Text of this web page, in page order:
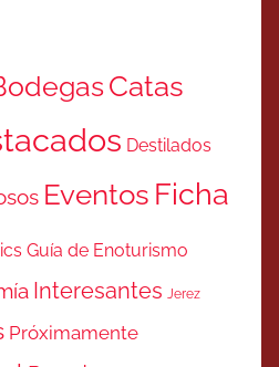
Catas
Destilados
Eventos Ficha
Guía de Enoturismo
Interesantes Jerez
Próximamente